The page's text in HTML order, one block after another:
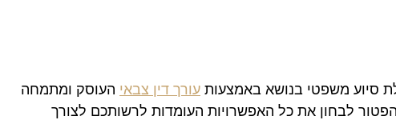
סיוע משפטי בנושא באמצעות עורך דין צבאי העוסק ומתמחה
לבחון את כל האפשרויות העומדות לרשותכם לצורך